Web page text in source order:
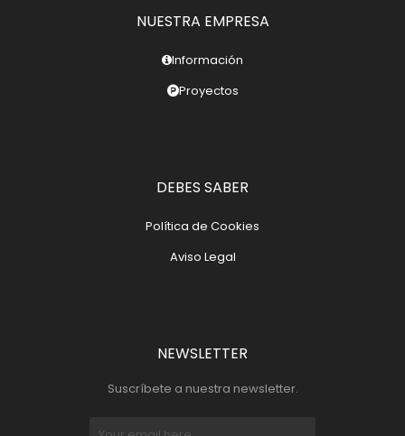
NUESTRA EMPRESA
Información
Proyectos
DEBES SABER
Política de Cookies
Aviso Legal
NEWSLETTER
Suscríbete a nuestra newsletter.